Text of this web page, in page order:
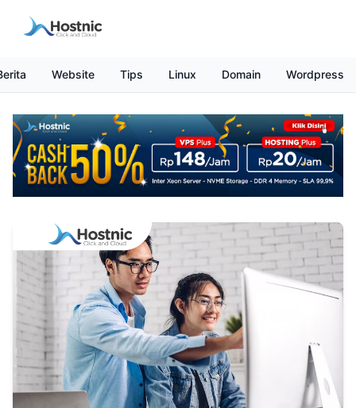
Website Tips Linux Domain Wordpress